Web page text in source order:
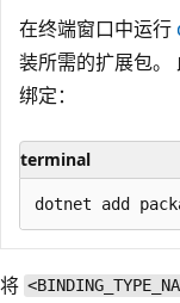
在终端窗口中运行
装所需的扩展包。
绑定：
terminal
将